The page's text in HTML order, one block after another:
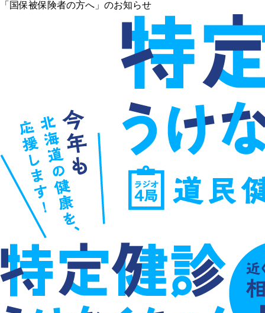
「国保被保険者の方へ」のお知らせ